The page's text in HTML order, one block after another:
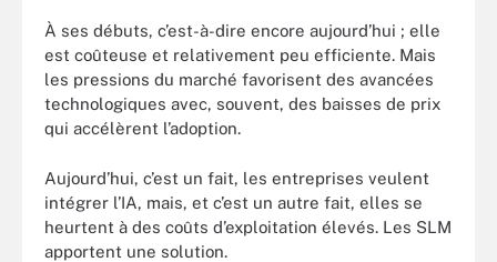
À ses débuts, c’est-à-dire encore aujourd’hui ; elle
est coûteuse et relativement peu efficiente. Mais
les pressions du marché favorisent des avancées
technologiques avec, souvent, des baisses de prix
qui accélèrent l’adoption.
Aujourd’hui, c’est un fait, les entreprises veulent
intégrer l’IA, mais, et c’est un autre fait, elles se
heurtent à des coûts d’exploitation élevés. Les SLM
apportent une solution.